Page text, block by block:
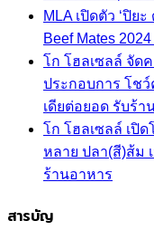
MLA เปิดตัว ‘ปิย
Beef Mates
โก โฮลเซลล์ จัด
ประกอบการ โช
เดียต่อยอด รับร้
โก โฮลเซลล์ เปิ
หลาย ปลา(สี)ส้ม
ร้านอาหาร
สารบัญ